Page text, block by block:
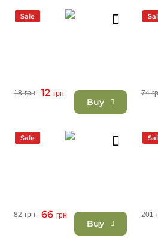
Sale
18 грн 12 грн
Buy
74
Sale
82 грн 66 грн
Buy
201